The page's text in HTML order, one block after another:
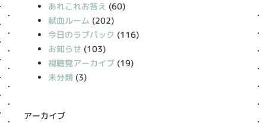
あれこれお答え (60)
献血ルーム (202)
今日のラブパック (116)
お知らせ (103)
視聴覚アーカイブ (19)
未分類 (3)
アーカイブ